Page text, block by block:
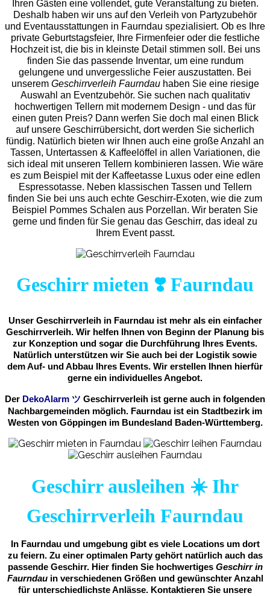
Ihren Gästen eine vollendet, gute Veranstaltung zu bieten.
Deshalb haben wir uns auf den Verleih von Partyzubehör
und Eventausstattungen in Faurndau spezialisiert. Ob es Ihre
private Geburtstagsfeier, Ihre Firmenfeier oder die festliche
Hochzeit ist, die bis in kleinste Detail stimmen soll. Bei uns
finden Sie das passende Inventar, um eine rundum
gelungene und unvergess liche Feier auszustatten. Bei
unserem Geschirrverleih Faurndauhaben Sie eine riesige
Auswahl an Eventzubehör. Sie suchen nach qualitativ
hochwertigen Tellern mit modernem Design - und das für
einen guten Preis? Dann werfen Sie doch mal einen Blick
auf unsere Geschirrübersicht, dort werden Sie sicherlich
fündig. Natürlich bieten wir Ihnen auch eine große Anzahl an
Tassen, Untertassen & Kaffeelöffel in allen Variationen, die
sich ideal mit unseren Tellern kombinieren lassen. Wie wäre
es zum Beispiel mit der Kaffeetasse Luxus oder eine edlen
Espressotasse. Neben klassischen Tassen und Tellern
finden Sie bei uns auch echte Geschirr-Exoten, wie die zum
Beispiel Pommes Schalen aus Porzellan. Wir beraten Sie
gerne und finden für Sie genau das Geschirr, das ideal zu
Ihrem Event passt.
Geschirr mieten ❣️ Faurndau
Unser Geschirrverleih in Faurndau ist mehr als ein einfacher
Geschirrverleih. Wir helfen Ihnen von Beginn der Planung bis
zur Konzeption und sogar die Durchführung Ihres Events.
Natürlich unterstützen wir Sie auch bei der Logistik sowie
dem Auf- und Abbau Ihres Events. Wir erstellen Ihnen hierfür
gerne ein individuelles Angebot.
Der DekoAlarm ツ Geschirrverleih ist gerne auch in folgenden
Nachbargemeinden möglich. Faurndau ist ein Stadtbezirk im
Westen von Göppingen im Bundesland Baden-Württemberg.
Geschirr ausleihen ☀️ Ihr
Geschirrverleih Faurndau
In Faurndau und umgebung gibt es viele Locations um dort
zu feiern. Zu einer optimalen Party gehört natürlich auch das
passende Geschirr. Hier finden Sie hochwertiges Geschirr in
Faurndauin verschiedenen Größen und gewünschter Anzahl
für unterschiedlichste Anlässe. Kontaktieren Sie unsere